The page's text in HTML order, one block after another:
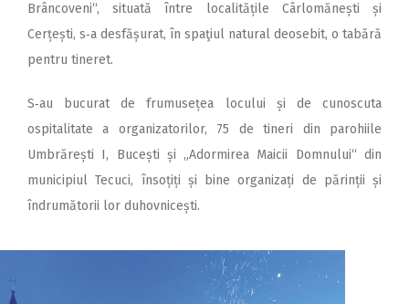
Brâncoveni“, situată între localitățile Cârlomănești și
Cerțești, s‑a desfășurat, în spaţiul natural deosebit, o tabără
pentru tineret.
S‑au bucurat de frumusețea locului și de cunoscuta
ospitalitate a organizatorilor, 75 de tineri din parohiile
Umbră­rești I, Bucești și „Adormirea Maicii Domnului“ din
municipiul Tecuci, însoțiți și bine organizați de părinții și
îndrumătorii lor duhovnicești.